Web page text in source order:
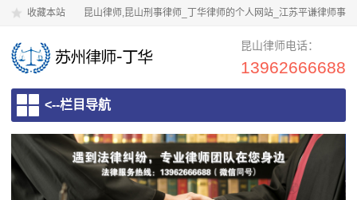
收藏本站 昆山律师,昆山刑事律师_丁华律师的个人网站_江苏平谦律师事
昆山律师电话：
13962666688
<--栏目导航